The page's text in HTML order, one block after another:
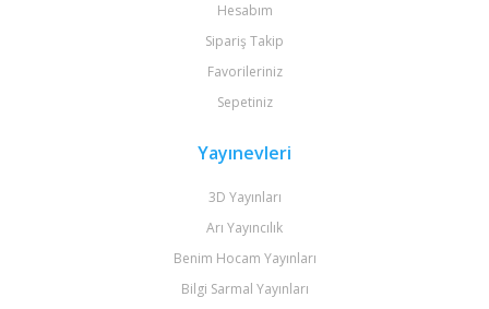
Hesabım
Sipariş Takip
Favorileriniz
Sepetiniz
Yayınevleri
3D Yayınları
Arı Yayıncılık
Benim Hocam Yayınları
Bilgi Sarmal Yayınları